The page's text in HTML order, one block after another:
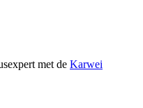
met de Karwei